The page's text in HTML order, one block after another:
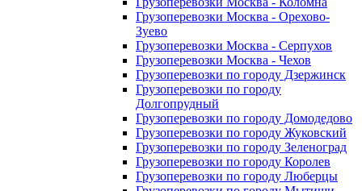
Грузоперевозки Москва - Орехово-
Зуево
Грузоперевозки Москва - Серпухов
Грузоперевозки Москва - Чехов
Грузоперевозки по городу Дзержинск
Грузоперевозки по городу
Долгопрудный
Грузоперевозки по городу Домодедово
Грузоперевозки по городу Жуковский
Грузоперевозки по городу Зеленоград
Грузоперевозки по городу Королев
Грузоперевозки по городу Люберцы